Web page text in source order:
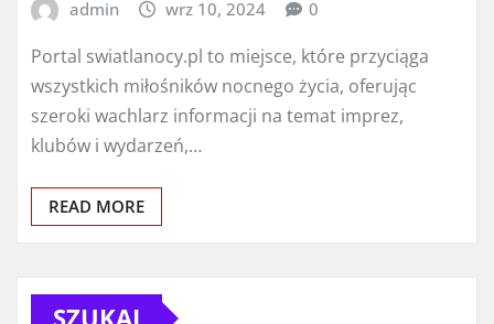
admin wrz 10, 2024 0
Portal swiatlanocy.pl to miejsce, które przyciąga
wszystkich miłośników nocnego życia, oferując
szeroki wachlarz informacji na temat imprez,
klubów i wydarzeń,…
READ MORE